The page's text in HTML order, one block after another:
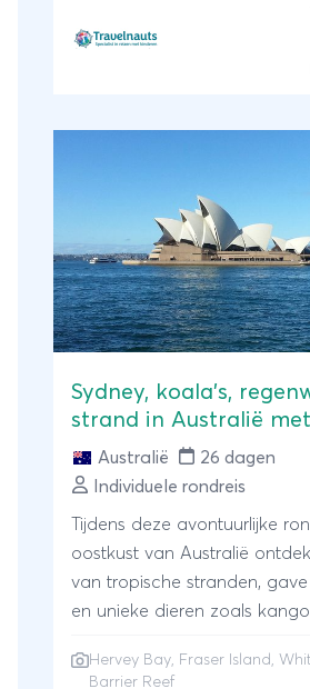
naar het noorden reist hoe
wordt. Spot walvissen bij
4×4 auto over de stranden
parelwitte stranden van de
regenwouden ter wereld en
ontbreekt een bezoek aan
Barrier Reef niet. De
heerlijke klimaat, het spotten
de mooiste stranden maken
een van de meest geliefde
Sydney, koala's,
strand in Australië
Australië
26 dagen
Individuele rondreis
Tijdens deze avontuurlijke
oostkust van Australië
van tropische stranden,
en unieke dieren zoals
met witte stranden en
Hervey Bay, Fraser Island,
Barrier Reef